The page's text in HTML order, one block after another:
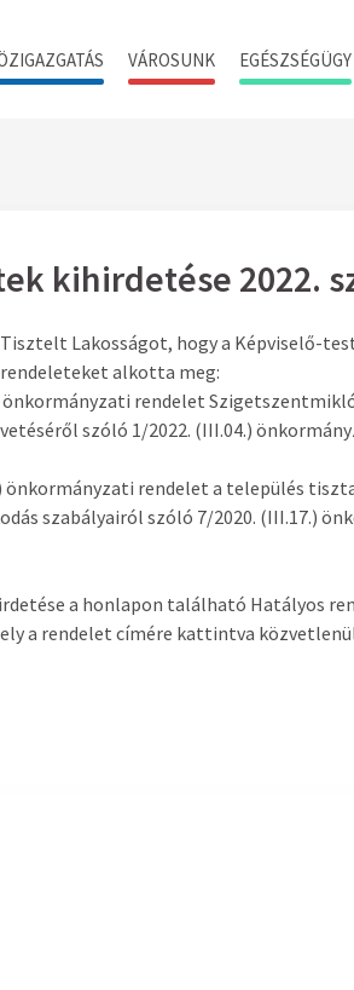
VÁROSUNK EGÉSZSÉGÜGY
kihirdetése 2022.
Lakosságot, hogy a Képviselő-
alkotta meg:
önkormányzati rendelet
szóló 1/2022. (III.04.)
önkormányzati rendelet a település
szabályairól szóló 7/2020. (III.17.)
a honlapon található Hatályos
a rendelet címére kattintva